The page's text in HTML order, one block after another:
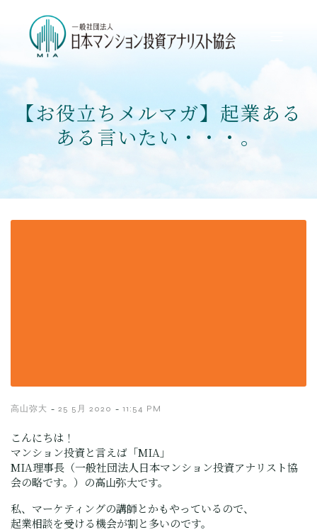
【お役立ちメルマガ】起業ある
ある言いたい・・・。
高山弥大 - 25 5月 2020 - 11:54 PM
こんにちは！
マンション投資と言えば「MIA」
MIA理事長（一般社団法人日本マンション投資アナリスト協
会の略です。）の高山弥大です。
私、マーケティングの講師とかもやっているので、
起業相談を受ける機会が割と多いのです。